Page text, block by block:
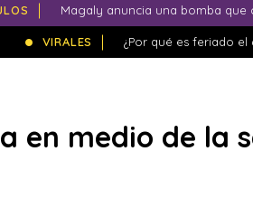
Magaly anuncia una bomba que
VIRALES ¿Por qué es feriado el
en medio de la